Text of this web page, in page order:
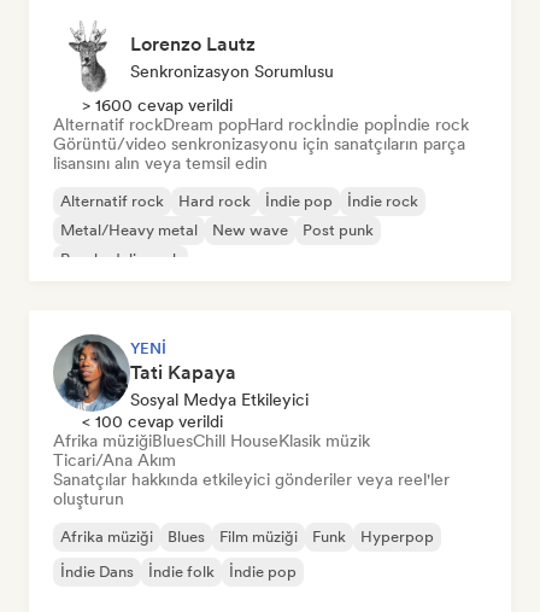
Lorenzo Lautz
Senkronizasyon Sorumlusu
> 1600 cevap verildi
Alternatif rockDream popHard rockİndie popİndie rock
Görüntü/video senkronizasyonu için sanatçıların parça
lisansını alın veya temsil edin
Alternatif rock Hard rock İndie pop
İndie rock
Metal/Heavy metal
New wave
Post punk
Psychedelic rock
YENI
Tati Kapaya
Sosyal Medya Etkileyici
< 100 cevap verildi
Afrika müziğiBluesChill HouseKlasik müzik
Ticari/Ana Akım
Sanatçılar hakkında etkileyici gönderiler veya reel'ler
oluşturun
Afrika müziği Blues Film müziği Funk
Hyperpop
İndie Dans
İndie folk İndie pop